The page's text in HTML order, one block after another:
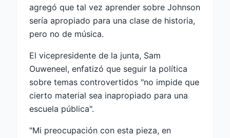
agregó que tal vez aprender sobre Johnson
sería apropiado para una clase de historia,
pero no de música.
El vicepresidente de la junta, Sam
Ouweneel, enfatizó que seguir la política
sobre temas controvertidos "no impide que
cierto material sea inapropiado para una
escuela pública".
"Mi preocupación con esta pieza, en